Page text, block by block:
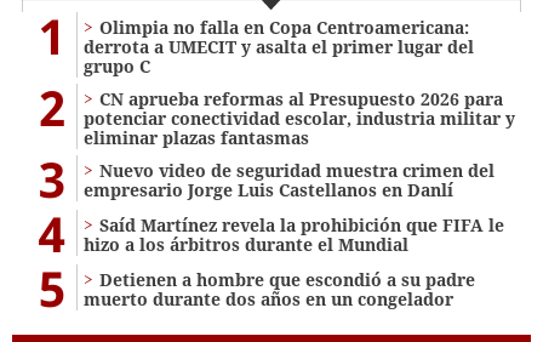
1
Olimpia no falla en Copa Centroamericana:
derrota a UMECIT y asalta el primer lugar del
grupo C
2
CN aprueba reformas al Presupuesto 2026 para
potenciar conectividad escolar, industria militar y
eliminar plazas fantasmas
3
Nuevo video de seguridad muestra crimen del
empresario Jorge Luis Castellanos en Danlí
4
Saíd Martínez revela la prohibición que FIFA le
hizo a los árbitros durante el Mundial
5
Detienen a hombre que escondió a su padre
muerto durante dos años en un congelador